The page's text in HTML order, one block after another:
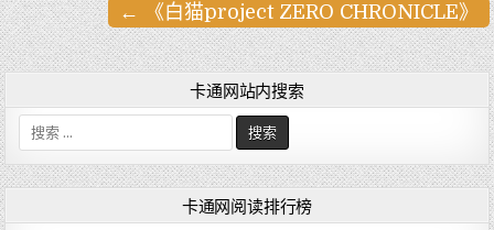
文
章
航
← 《白猫project ZERO CHRONICLE》
卡通网站内搜索
搜
索
:
卡通网阅读排行榜